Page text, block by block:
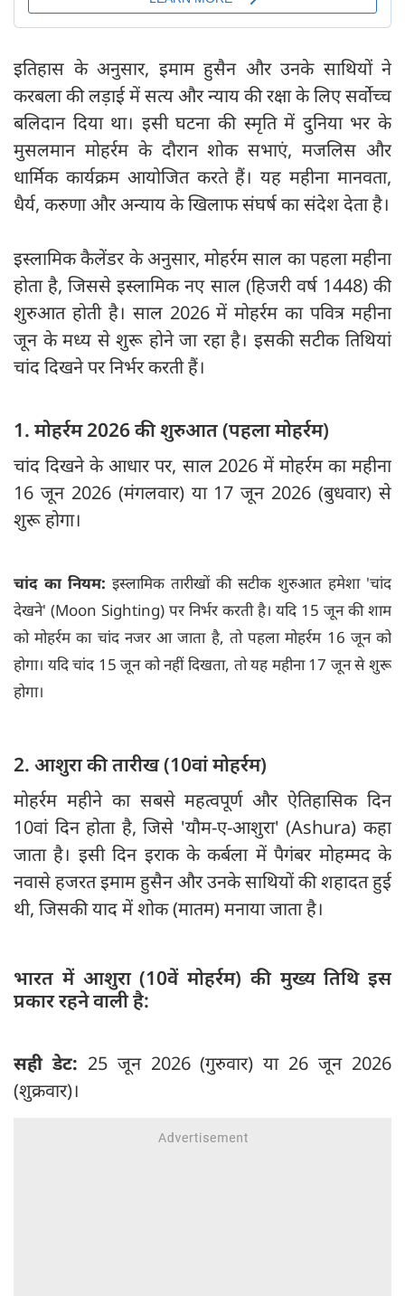
इतिहास के अनुसार, इमाम हुसैन और उनके साथियों ने
करबला की लड़ाई में सत्य और न्याय की रक्षा के लिए सर्वोच्च
बलिदान दिया था। इसी घटना की स्मृति में दुनिया भर के
मुसलमान मोहर्रम के दौरान शोक सभाएं, मजलिस और
धार्मिक कार्यक्रम आयोजित करते हैं। यह महीना मानवता,
धैर्य, करुणा और अन्याय के खिलाफ संघर्ष का संदेश देता है।
इस्लामिक कैलेंडर के अनुसार, मोहर्रम साल का पहला महीना
होता है, जिससे इस्लामिक नए साल (हिजरी वर्ष 1448) की
शुरुआत होती है। साल 2026 में मोहर्रम का पवित्र महीना
जून के मध्य से शुरू होने जा रहा है। इसकी सटीक तिथियां
चांद दिखने पर निर्भर करती हैं।
1. मोहर्रम 2026 की शुरुआत (पहला मोहर्रम)
चांद दिखने के आधार पर, साल 2026 में मोहर्रम का महीना
16 जून 2026 (मंगलवार) या 17 जून 2026 (बुधवार) से
शुरू होगा।
चांद का नियम: इस्लामिक तारीखों की सटीक शुरुआत हमेशा 'चांद
देखने' (Moon Sighting) पर निर्भर करती है। यदि 15 जून की शाम
को मोहर्रम का चांद नजर आ जाता है, तो पहला मोहर्रम 16 जून को
होगा। यदि चांद 15 जून को नहीं दिखता, तो यह महीना 17 जून से शुरू
होगा।
2. आशुरा की तारीख (10वां मोहर्रम)
मोहर्रम महीने का सबसे महत्वपूर्ण और ऐतिहासिक दिन
10वां दिन होता है, जिसे 'यौम-ए-आशुरा' (Ashura) कहा
जाता है। इसी दिन इराक के कर्बला में पैगंबर मोहम्मद के
नवासे हजरत इमाम हुसैन और उनके साथियों की शहादत हुई
थी, जिसकी याद में शोक (मातम) मनाया जाता है।
भारत में आशुरा (10वें मोहर्रम) की मुख्य तिथि इस
प्रकार रहने वाली है:
सही डेट: 25 जून 2026 (गुरुवार) या 26 जून 2026
(शुक्रवार)।